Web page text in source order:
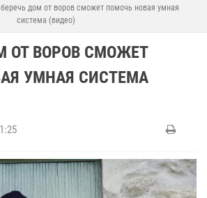
дом от воров сможет помочь новая умная
система (видео)
ОТ ВОРОВ СМОЖЕТ
УМНАЯ СИСТЕМА